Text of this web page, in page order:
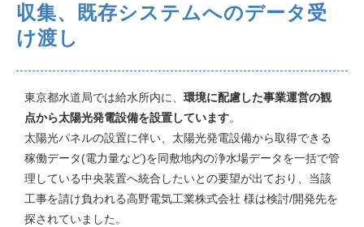
収集、既存システムへのデータ受
け渡し
東京都水道局では給水所内に、 環境に配慮した事業運営の観
点から太陽光発電設備を設置しています。
太陽光パネルの設置に伴い、太陽光発電設備から取得できる
稼働データ(電力量など)を同敷地内の浄水場データを一括で管
理している中央装置へ統合したいとの要望が出ており、当該
工事を請け負われる高野電気工業株式会社 様は検討/開発先を
探されていました。